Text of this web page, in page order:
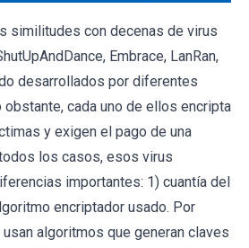
similitudes con decenas de virus
Embrace, LanRan,
desarrollados por diferentes
cada uno de ellos encripta
y exigen el pago de una
los casos, esos virus
importantes: 1) cuantía del
encriptador usado. Por
algoritmos que generan claves